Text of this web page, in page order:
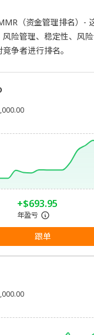
（资金管理排名）-
险管理、稳定性、风
争者进行排名。
+$693.95
年盈亏
跟单